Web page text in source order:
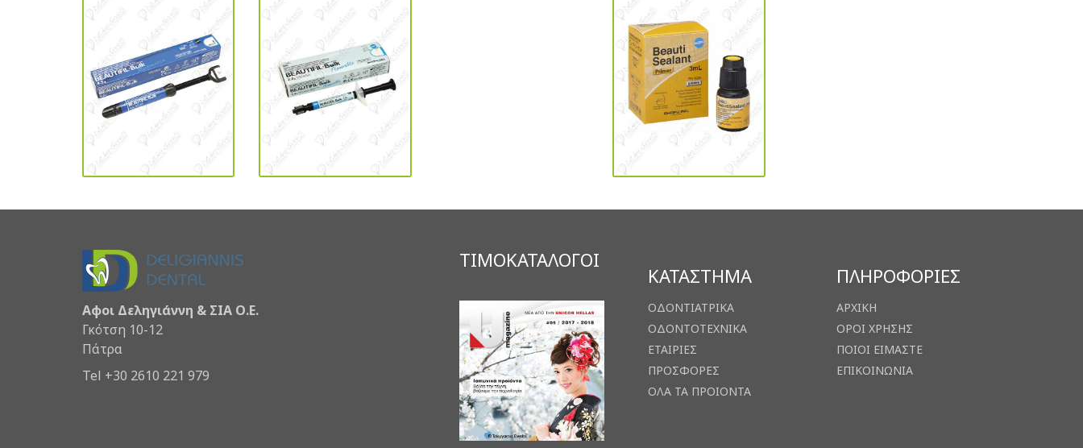
Αφοι Δεληγιάννη & ΣΙΑ Ο.Ε.
Γκότση 10-12
Πάτρα
Tel +30 2610 221 979
ΤΙΜΟΚΑΤΑΛΟΓΟΙ
ΚΑΤΑΣΤΗΜΑ
ΟΔΟΝΤΙΑΤΡΙΚΑ
ΟΔΟΝΤΟΤΕΧΝΙΚΑ
ΕΤΑΙΡΙΕΣ
ΠΡΟΣΦΟΡΕΣ
ΟΛΑ ΤΑ ΠΡΟΙΟΝΤΑ
ΠΛΗΡΟΦΟΡΙΕΣ
ΑΡΧΙΚΗ
ΟΡΟΙ ΧΡΗΣΗΣ
ΠΟΙΟΙ ΕΙΜΑΣΤΕ
ΕΠΙΚΟΙΝΩΝΙΑ